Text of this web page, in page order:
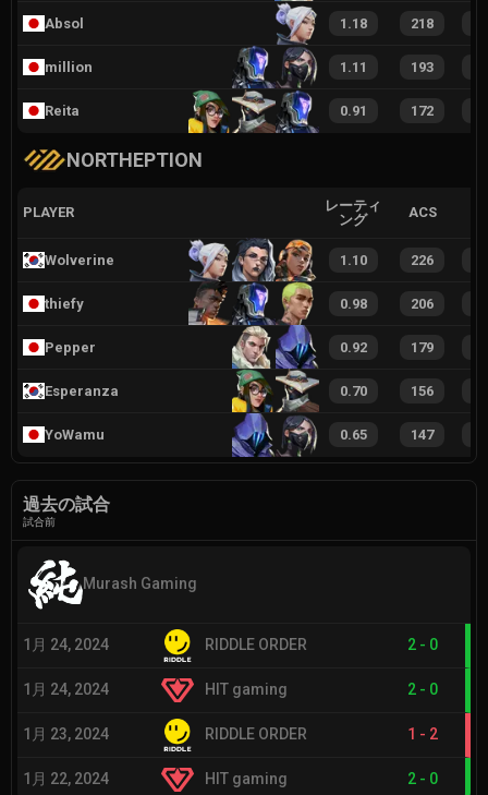
Absol 1.18 218
million 1.11 193
Reita 0.91 172
NORTHEPTION
PLAYER
レーティ
ング
ACS
Wolverine 1.10 226
thiefy 0.98 206
Pepper 0.92 179
Esperanza 0.70 156
YoWamu 0.65 147
過去の試合
試合前
Murash Gaming
1月 24, 2024 RIDDLE ORDER 2 - 0
1月 24, 2024 HIT gaming 2 - 0
1月 23, 2024 RIDDLE ORDER 1 - 2
1月 22, 2024 HIT gaming 2 - 0